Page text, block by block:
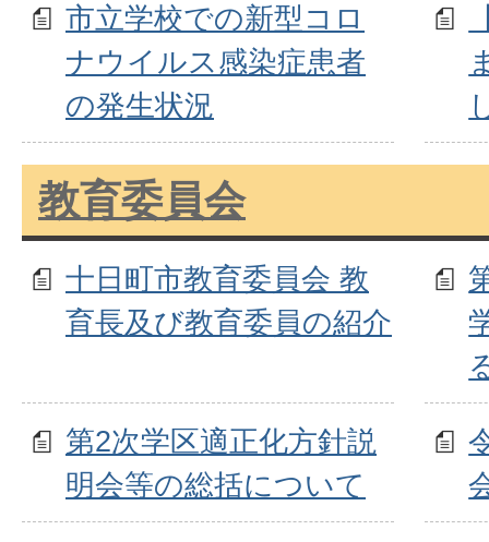
市立学校での新型コロ
ナウイルス感染症患者
の発生状況
教育委員会
十日町市教育委員会 教
育長及び教育委員の紹介
第2次学区適正化方針説
明会等の総括について